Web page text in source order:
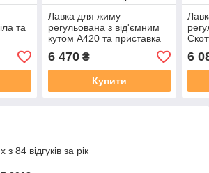
та
Лавка для жиму
регульована з від'ємним
кутом А420 та приставка
6 470₴
Купити
6
84 відгуків за рік